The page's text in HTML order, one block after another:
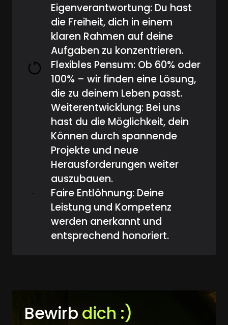
Eigenverantwortung: Du hast
die Freiheit, dich in einem
klaren Rahmen auf deine
Aufgaben zu konzentrieren.
Flexibles Pensum: Ob 60% oder
100% – wir finden eine Lösung,
die zu deinem Leben passt.
Weiterentwicklung: Bei uns
hast du die Möglichkeit, dein
Können durch spannende
Projekte und neue
Herausforderungen weiter
auszubauen.
Faire Entlöhnung: Deine
Leistung und Kompetenz
werden anerkannt und
entsprechend honoriert.
Bewirb dich :)